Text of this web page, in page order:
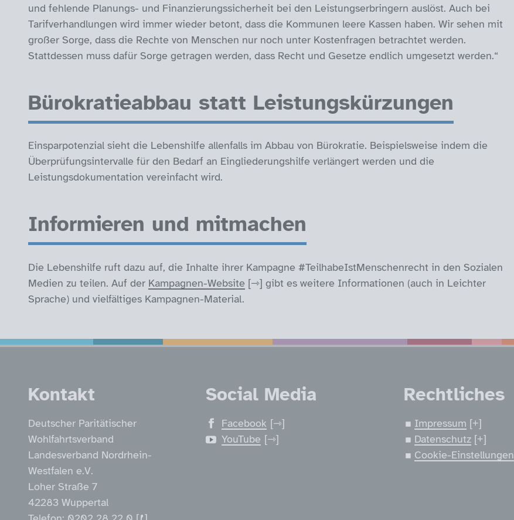
und fehlende Planungs- und Finanzierungssicherheit bei den Leistungserbringern auslöst. Auch bei
Tarifverhandlungen wird immer wieder betont, dass die Kommunen leere Kassen haben. Wir sehen mit
großer Sorge, dass die Rechte von Menschen nur noch unter Kostenfragen betrachtet werden.
Stattdessen muss dafür Sorge getragen werden, dass Recht und Gesetze endlich umgesetzt werden.“
Bürokratieabbau statt Leistungskürzungen
Einsparpotenzial sieht die Lebenshilfe allenfalls im Abbau von Bürokratie. Beispielsweise indem die
Überprüfungsintervalle für den Bedarf an Eingliederungshilfe verlängert werden und die
Leistungsdokumentation vereinfacht wird.
Informieren und mitmachen
Die Lebenshilfe ruft dazu auf, die Inhalte ihrer Kampagne #TeilhabeIstMenschenrecht in den Sozialen
Medien zu teilen. Auf der Kampagnen-Website
gibt es weitere Informationen (auch in Leichter
Sprache) und vielfältiges Kampagnen-Material.
Service Informationen
Kontakt
Deutscher Paritätischer
Wohlfahrtsverband
Landesverband Nordrhein-
Westfalen e.V.
Loher Straße 7
42283 Wuppertal
Social Media
Facebook
YouTube
Rechtliches
Impressum
Datenschutz
Cookie-Einstellungen